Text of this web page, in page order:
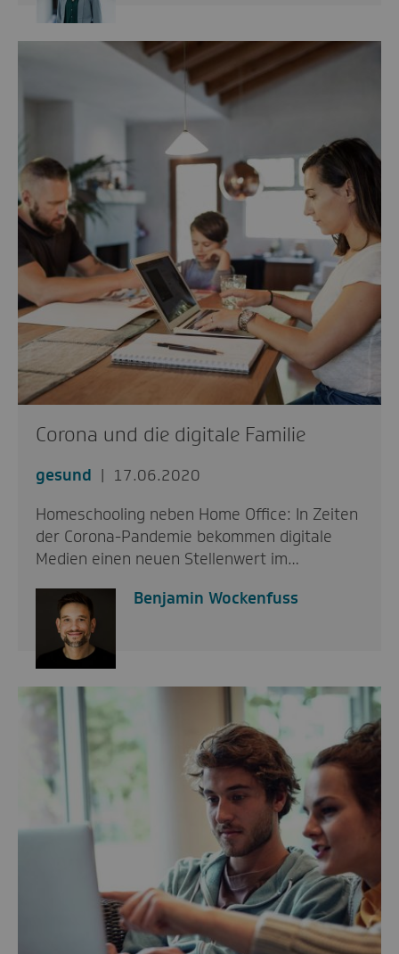
Corona und die digitale Familie
gesund
17.06.2020
Homeschooling neben Home Office: In Zeiten
der Corona-Pandemie bekommen digitale
Medien einen neuen Stellenwert im…
Benjamin Wockenfuss